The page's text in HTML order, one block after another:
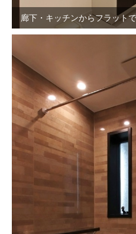
廊下・キッチンからフラット